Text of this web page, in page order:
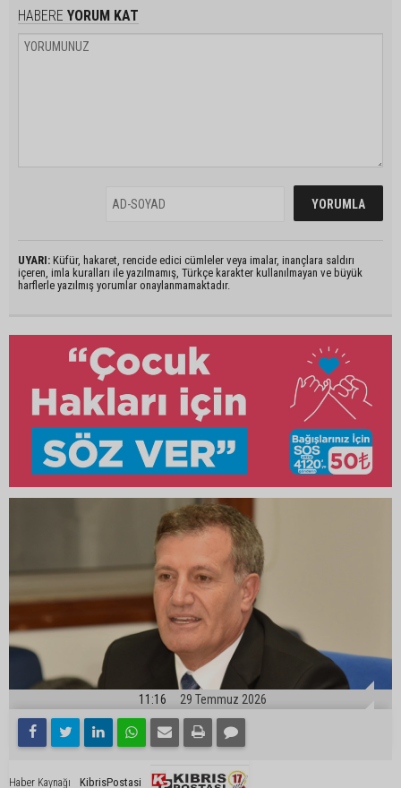
HABERE YORUM KAT
UYARI: Küfür, hakaret, rencide edici cümleler veya imalar, inançlara saldırı
içeren, imla kuralları ile yazılmamış, Türkçe karakter kullanılmayan ve büyük
harflerle yazılmış yorumlar onaylanmamaktadır.
11:16 29 Temmuz 2026
Haber Kaynağı KibrisPostasi